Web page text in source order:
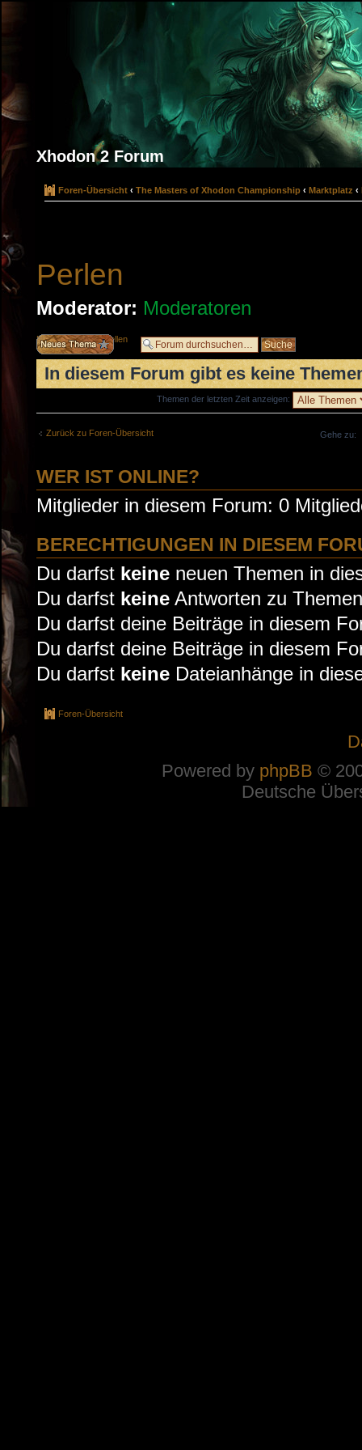
Xhodon 2 Forum
Foren-Übersicht ‹ The Masters of Xhodon Championship ‹ Marktplatz ‹
Perlen
Moderator: Moderatoren
Neues Thema erstellen
In diesem Forum gibt es keine
Themen der letzten Zeit anzeigen:
Zurück zu Foren-Übersicht Gehe zu:
WER IST ONLINE?
Mitglieder in diesem Forum: 0
BERECHTIGUNGEN IN DIESEM
Du darfst keine neuen Themen in
Du darfst keine Antworten zu
Du darfst deine Beiträge in diesem
Du darfst deine Beiträge in diesem
Du darfst keine Dateianhänge in
Foren-Übersicht
Powered by phpBB ©
Deutsche